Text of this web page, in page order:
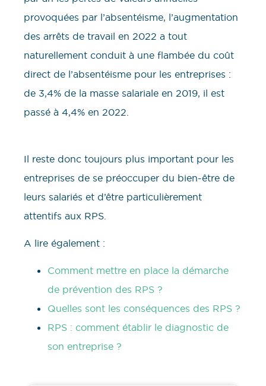
provoquées par l’absentéisme, l’augmentation
des arrêts de travail en 2022 a tout
naturellement conduit à une flambée du coût
direct de l’absentéisme pour les entreprises :
de 3,4% de la masse salariale en 2019, il est
passé à 4,4% en 2022.
Il reste donc toujours plus important pour les
entreprises de se préoccuper du bien-être de
leurs salariés et d’être particulièrement
attentifs aux RPS.
A lire également :
Comment mettre en place la démarche
de prévention des RPS ?
Quelles sont les conséquences des RPS ?
RPS : comment établir le diagnostic de
son entreprise ?